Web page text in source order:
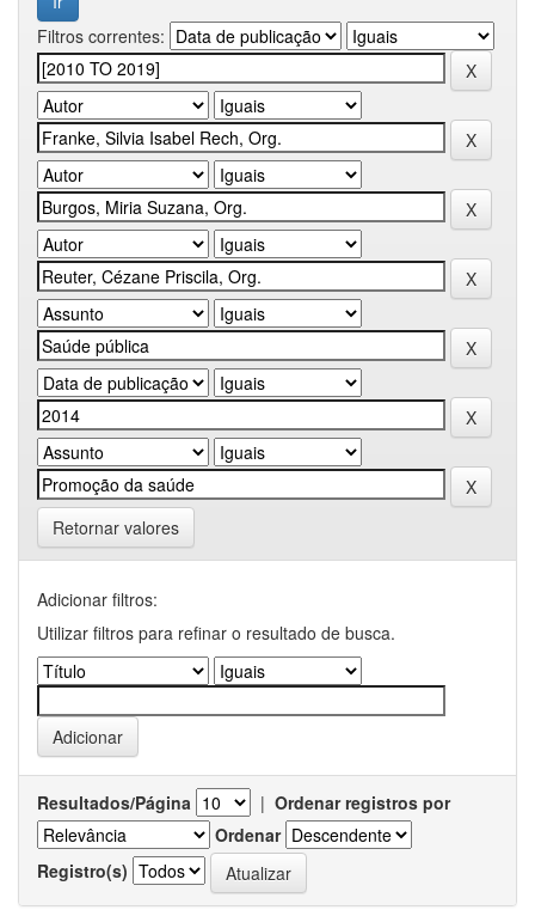
Filtros correntes:
Retornar valores
Adicionar filtros:
Utilizar filtros para refinar o resultado de busca.
Resultados/Página | Ordenar registros por
Ordenar
Registro(s)